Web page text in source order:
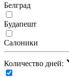
Белград
Будапешт
Салоники
Количество дней: